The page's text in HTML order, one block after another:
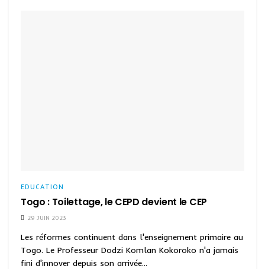
EDUCATION
Togo : Toilettage, le CEPD devient le CEP
29 JUIN 2023
Les réformes continuent dans l'enseignement primaire au
Togo. Le Professeur Dodzi Komlan Kokoroko n'a jamais
fini d'innover depuis son arrivée...